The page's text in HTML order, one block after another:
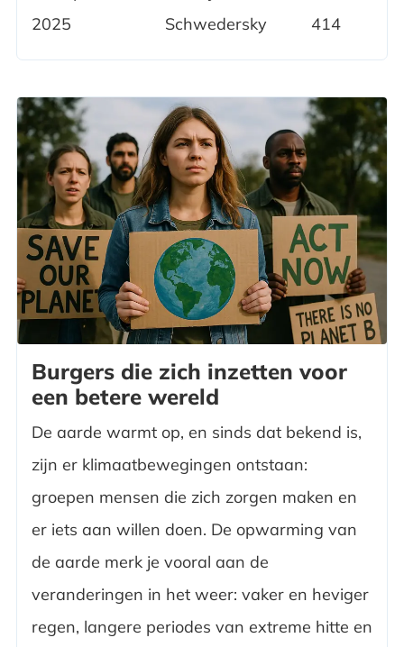
2025
Schwedersky
414
Burgers die zich inzetten voor
een betere wereld
De aarde warmt op, en sinds dat bekend is,
zijn er klimaatbewegingen ontstaan:
groepen mensen die zich zorgen maken en
er iets aan willen doen. De opwarming van
de aarde merk je vooral aan de
veranderingen in het weer: vaker en heviger
regen, langere periodes van extreme hitte en